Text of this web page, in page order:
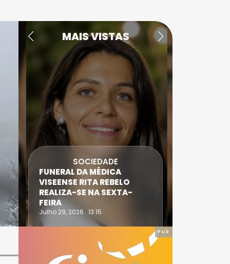
MAIS VISTAS
SOCIEDADE
FUNERAL DA MÉDICA
VISEENSE RITA REBELO
REALIZA-SE NA SEXTA-
FEIRA
Julho 29, 2026 . 13:15
Pub